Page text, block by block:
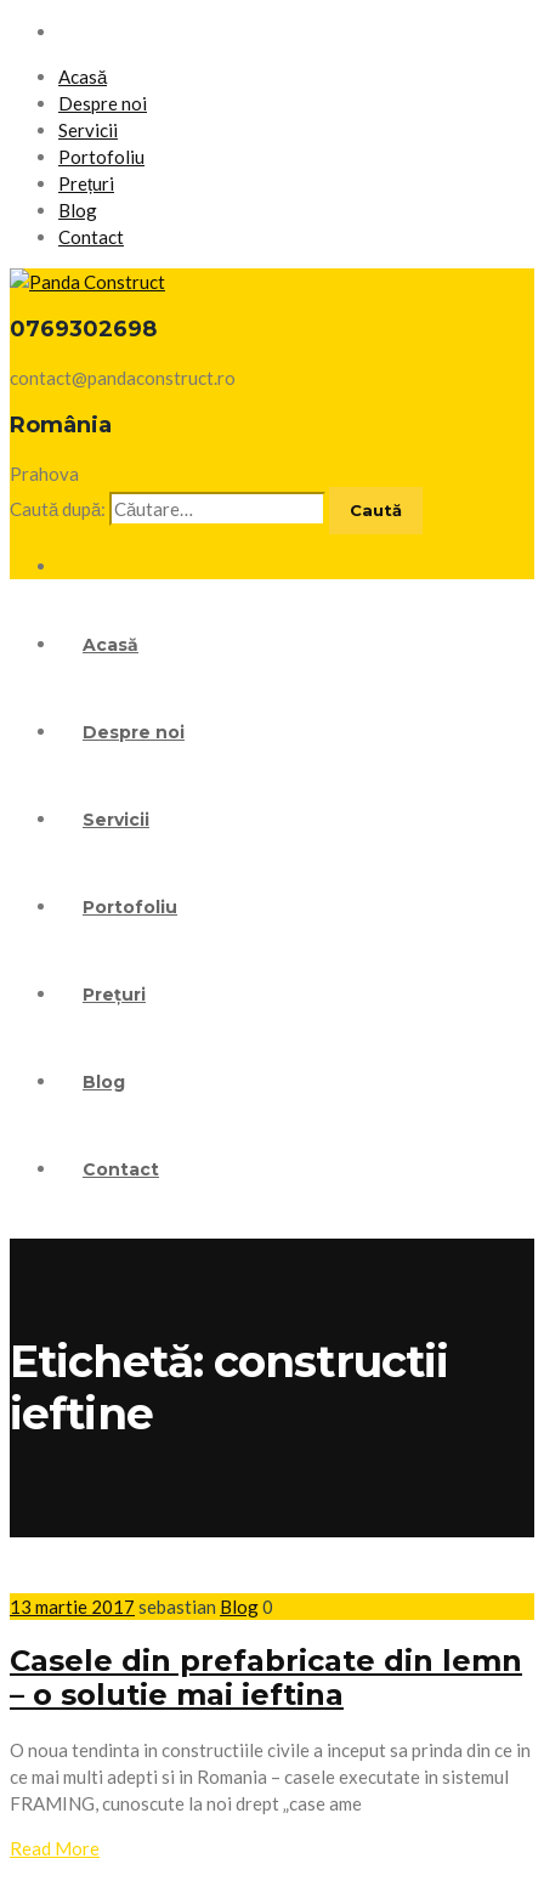
Acasă
Despre noi
Servicii
Portofoliu
Prețuri
Blog
Contact
0769302698
contact@pandaconstruct.ro
România
Prahova
Caută după:
Acasă
Despre noi
Servicii
Portofoliu
Prețuri
Blog
Contact
Etichetă: constructii
ieftine
13 martie 2017 sebastian Blog0
Casele din prefabricate din lemn
– o solutie mai ieftina
O noua tendinta in constructiile civile a inceput sa prinda din ce in
ce mai multi adepti si in Romania – casele executate in sistemul
FRAMING, cunoscute la noi drept „case ame
Read More